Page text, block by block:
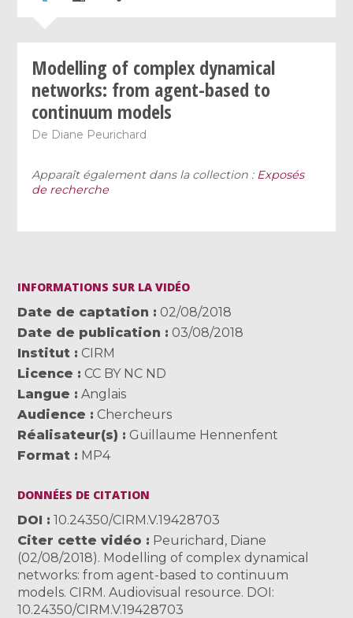
Modelling of complex dynamical
networks: from agent-based to
continuum models
De Diane Peurichard
Apparaît également dans la collection : Exposés
de recherche
INFORMATIONS SUR LA VIDÉO
Date de captation
02/08/2018
Date de publication
03/08/2018
Institut
CIRM
Licence
CC BY NC ND
Langue
Anglais
Audience
Chercheurs
Réalisateur(s)
Guillaume Hennenfent
Format
MP4
DONNÉES DE CITATION
DOI
10.24350/CIRM.V.19428703
Citer cette vidéo
Peurichard, Diane
(02/08/2018). Modelling of complex dynamical
networks: from agent-based to continuum
models. CIRM. Audiovisual resource. DOI:
10.24350/CIRM.V.19428703